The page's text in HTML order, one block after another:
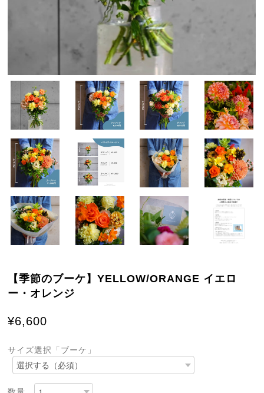
【季節のブーケ】YELLOW/ORANGE イエロ
ー・オレンジ
¥6,600
サイズ選択「ブーケ」